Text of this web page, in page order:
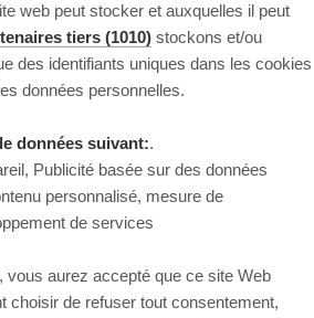
web peut stocker et auxquelles il peut
tiers (1010) stockons et/ou
des identifiants uniques dans les cookies
données personnelles.
données suivant:.
Publicité basée sur des données
personnalisé, mesure de
de services
aurez accepté que ce site Web
choisir de refuser tout consentement,
load
back.